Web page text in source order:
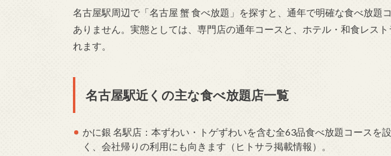
名古屋駅周辺で「名古屋 蟹 食べ放題」を探すと、通年で明確な食べ放題
ありません。実態としては、専門店の通年コースと、ホテル・和食レス
れます。
名古屋駅近くの主な食べ放題店一覧
かに銀 名駅店：本ずわい・トゲずわいを含む全63品食べ放題コースを
く、会社帰りの利用にも向きます（ヒトサラ掲載情報）。